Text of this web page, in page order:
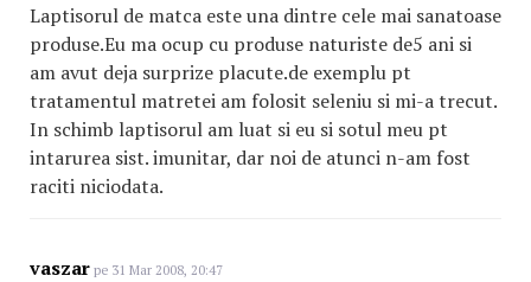
Laptisorul de matca este una dintre cele mai sanatoase
produse.Eu ma ocup cu produse naturiste de5 ani si
am avut deja surprize placute.de exemplu pt
tratamentul matretei am folosit seleniu si mi-a trecut.
In schimb laptisorul am luat si eu si sotul meu pt
intarurea sist. imunitar, dar noi de atunci n-am fost
raciti niciodata.
vaszar pe 31 Mar 2008, 20:47